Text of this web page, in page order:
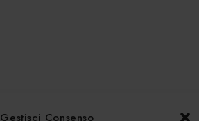
Gestisci Consenso